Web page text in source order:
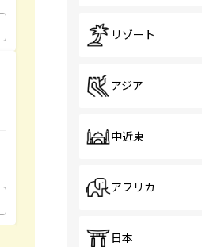
リゾート
アジア
中近東
アフリカ
日本